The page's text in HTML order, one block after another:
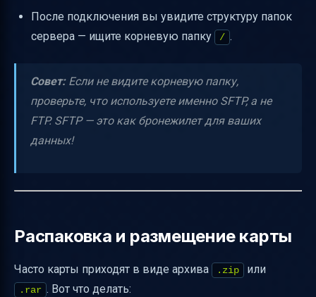
После подключения вы увидите структуру папок
сервера — ищите корневую папку
/ .
Совет:Если не видите корневую папку,
проверьте, что используете именно SFTP, а не
FTP. SFTP — это как бронежилет для ваших
данных!
Распаковка и размещение карты
Часто карты приходят в виде архива .zip или
.rar . Вот что делать: